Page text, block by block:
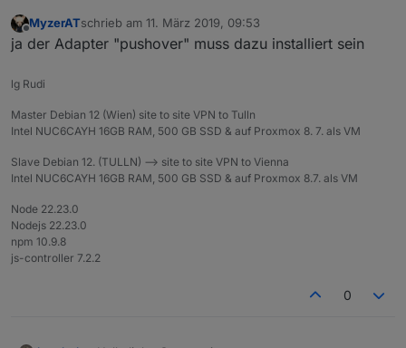
Offline
MyzerATschrieb am 11. März 2019, 09:53
zuletzt editiert von
ja der Adapter "pushover" muss dazu installiert sein
lg Rudi
Master Debian 12 (Wien) site to site VPN to Tulln
Intel NUC6CAYH 16GB RAM, 500 GB SSD & auf Proxmox 8. 7. als VM
Slave Debian 12. (TULLN) --> site to site VPN to Vienna
Intel NUC6CAYH 16GB RAM, 500 GB SSD & auf Proxmox 8.7. als VM
Node 22.23.0
Nodejs 22.23.0
npm 10.9.8
js-controller 7.2.2
0